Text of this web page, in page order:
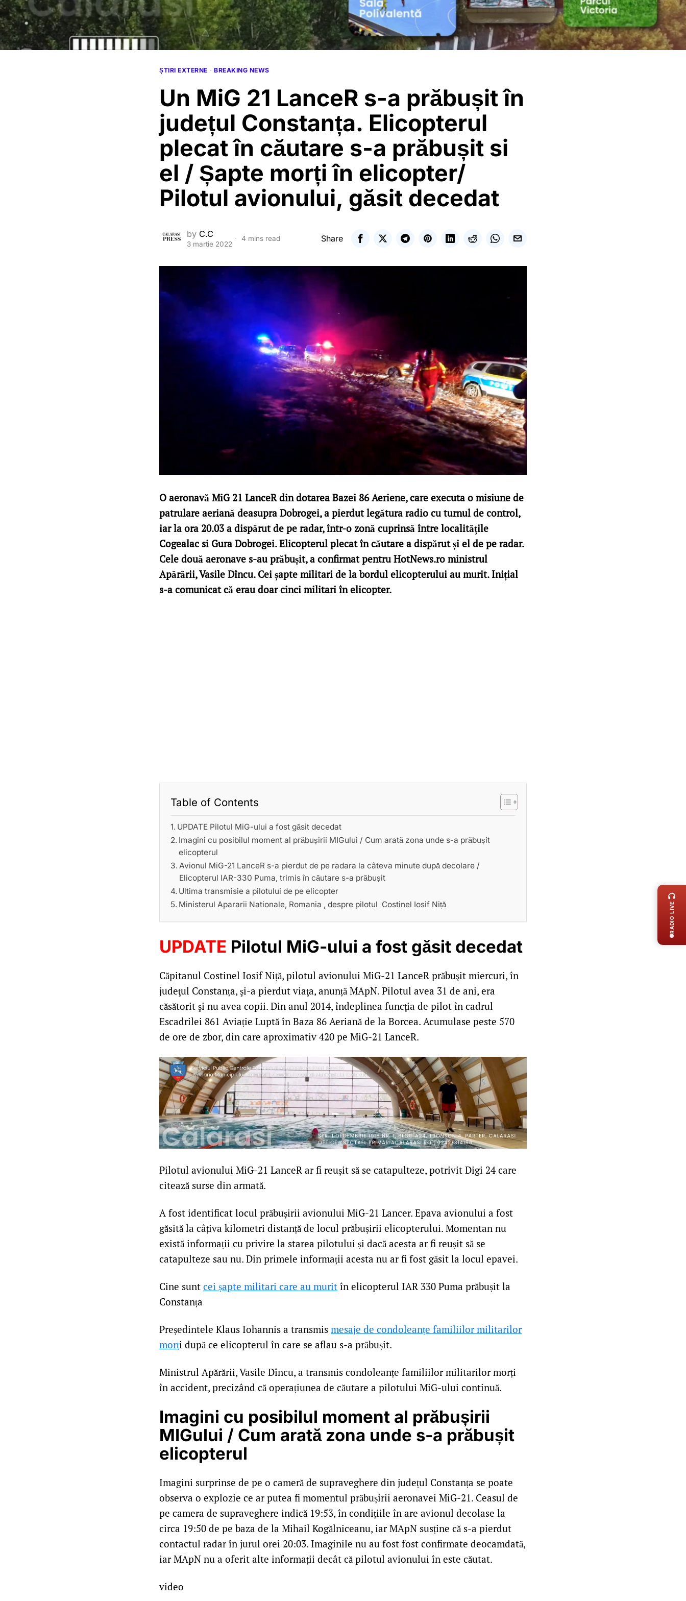
ȘTIRI EXTERNE · BREAKING NEWS
Un MiG 21 LanceR s-a prăbușit în
județul Constanța. Elicopterul
plecat în căutare s-a prăbușit si
el / Șapte morți în elicopter/
Pilotul avionului, găsit decedat
by C.C
3 martie 2022
4 mins read Share
O aeronavă MiG 21 LanceR din dotarea Bazei 86 Aeriene, care executa o misiune de
patrulare aeriană deasupra Dobrogei, a pierdut legătura radio cu turnul de control,
iar la ora 20.03 a dispărut de pe radar, într-o zonă cuprinsă între localitățile
Cogealac si Gura Dobrogei. Elicopterul plecat în căutare a dispărut și el de pe radar.
Cele două aeronave s-au prăbușit, a confirmat pentru HotNews.ro ministrul
Apărării, Vasile Dîncu. Cei șapte militari de la bordul elicopterului au murit. Inițial
s-a comunicat că erau doar cinci militari în elicopter.
Table of Contents
UPDATE Pilotul MiG-ului a fost găsit decedat
Imagini cu posibilul moment al prăbușirii MIGului / Cum arată zona unde s-a prăbușit
elicopterul
Avionul MiG-21 LanceR s-a pierdut de pe radara la câteva minute după decolare /
Elicopterul IAR-330 Puma, trimis în căutare s-a prăbușit
Ultima transmisie a pilotului de pe elicopter
Ministerul Apararii Nationale, Romania , despre pilotul Costinel Iosif Niță
UPDATE Pilotul MiG-ului a fost găsit decedat
02:05
Căpitanul Costinel Iosif Niță, pilotul avionului MiG-21 LanceR prăbuşit miercuri, în
judeţul Constanța, şi-a pierdut viaţa, anunță MApN. Pilotul avea 31 de ani, era
căsătorit şi nu avea copii. Din anul 2014, îndeplinea funcţia de pilot în cadrul
Escadrilei 861 Aviație Luptă în Baza 86 Aeriană de la Borcea. Acumulase peste 570
de ore de zbor, din care aproximativ 420 pe MiG-21 LanceR.
00:42
Pilotul avionului MiG-21 LanceR ar fi reușit să se catapulteze, potrivit Digi 24 care
citează surse din armată.
23:49
A fost identificat locul prăbușirii avionului MiG-21 Lancer. Epava avionului a fost
găsită la câțiva kilometri distanță de locul prăbușirii elicopterului. Momentan nu
există informații cu privire la starea pilotului și dacă acesta ar fi reușit să se
catapulteze sau nu. Din primele informații acesta nu ar fi fost găsit la locul epavei.
23:47
Cine sunt cei șapte militari care au murit în elicopterul IAR 330 Puma prăbușit la
Constanța
23:34
Președintele Klaus Iohannis a transmis mesaje de condoleanțe familiilor militarilor
morți după ce elicopterul în care se aflau s-a prăbușit.
23:10
Ministrul Apărării, Vasile Dîncu, a transmis condoleanțe familiilor militarilor morți
în accident, precizând că operațiunea de căutare a pilotului MiG-ului continuă.
Imagini cu posibilul moment al prăbușirii
MIGului / Cum arată zona unde s-a prăbușit
elicopterul
23:00
Imagini surprinse de pe o cameră de supraveghere din județul Constanța se poate
observa o explozie ce ar putea fi momentul prăbușirii aeronavei MiG-21. Ceasul de
pe camera de supraveghere indică 19:53, în condițiile în are avionul decolase la
circa 19:50 de pe baza de la Mihail Kogălniceanu, iar MApN susține că s-a pierdut
contactul radar în jurul orei 20:03. Imaginile nu au fost fost confirmate deocamdată,
iar MApN nu a oferit alte informații decât că pilotul avionului în este căutat.
video
RADIO LIVE